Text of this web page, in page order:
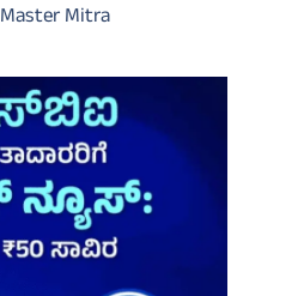
Master Mitra